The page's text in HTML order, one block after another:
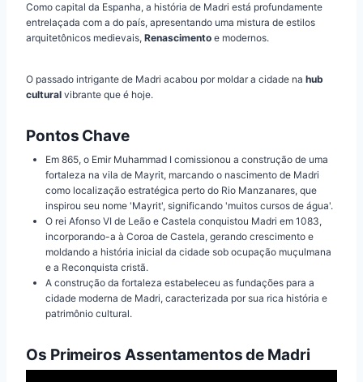
Como capital da Espanha, a história de Madri está profundamente
entrelaçada com a do país, apresentando uma mistura de estilos
arquitetônicos medievais, Renascimento e modernos.
O passado intrigante de Madri acabou por moldar a cidade na hub
cultural vibrante que é hoje.
Pontos Chave
Em 865, o Emir Muhammad I comissionou a construção de uma
fortaleza na vila de Mayrit, marcando o nascimento de Madri
como localização estratégica perto do Rio Manzanares, que
inspirou seu nome 'Mayrit', significando 'muitos cursos de água'.
O rei Afonso VI de Leão e Castela conquistou Madri em 1083,
incorporando-a à Coroa de Castela, gerando crescimento e
moldando a história inicial da cidade sob ocupação muçulmana
e a Reconquista cristã.
A construção da fortaleza estabeleceu as fundações para a
cidade moderna de Madri, caracterizada por sua rica história e
patrimônio cultural.
Os Primeiros Assentamentos de Madri